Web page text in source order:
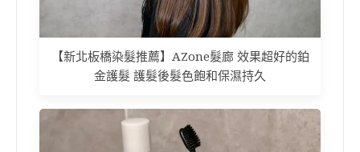
【新北板橋染髮推薦】AZone髮廊 效果超好的鉑
金護髮 護髮後髮色飽和保濕持久